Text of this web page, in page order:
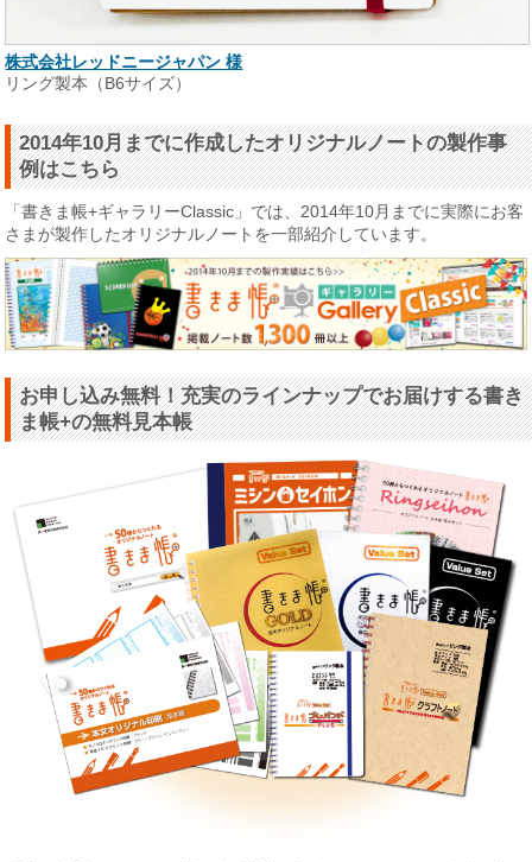
株式会社レッドニージャパン 様
リング製本（B6サイズ）
2014年10月までに作成したオリジナルノートの製作事
例はこちら
「書きま帳+ギャラリーClassic」では、2014年10月までに実際にお客
さまが製作したオリジナルノートを一部紹介しています。
お申し込み無料！充実のラインナップでお届けする書き
ま帳+の無料見本帳